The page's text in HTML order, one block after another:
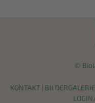
©
KONTAKT| BILDERGALERIE